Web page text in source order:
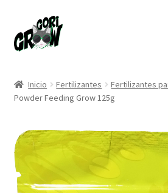
a
la
a
la
Inicio Fertilizantes
Fertilizantes
Powder Feeding Grow 125g